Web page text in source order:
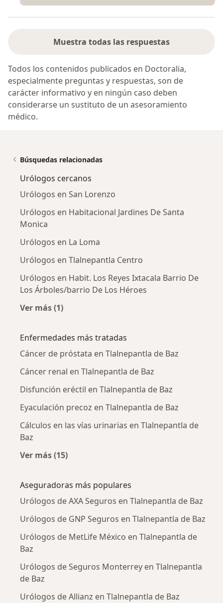
Muestra todas las respuestas
Todos los contenidos publicados en Doctoralia,
especialmente preguntas y respuestas, son de
carácter informativo y en ningún caso deben
considerarse un sustituto de un asesoramiento
médico.
Búsquedas relacionadas
Urólogos cercanos
Urólogos en San Lorenzo
Urólogos en Habitacional Jardines De Santa
Monica
Urólogos en La Loma
Urólogos en Tlalnepantla Centro
Urólogos en Habit. Los Reyes Ixtacala Barrio De
Los Árboles/barrio De Los Héroes
Ver más (1)
Enfermedades más tratadas
Cáncer de próstata en Tlalnepantla de Baz
Cáncer renal en Tlalnepantla de Baz
Disfunción eréctil en Tlalnepantla de Baz
Eyaculación precoz en Tlalnepantla de Baz
Cálculos en las vías urinarias en Tlalnepantla de
Baz
Ver más (15)
Aseguradoras más populares
Urólogos de AXA Seguros en Tlalnepantla de Baz
Urólogos de GNP Seguros en Tlalnepantla de Baz
Urólogos de MetLife México en Tlalnepantla de
Baz
Urólogos de Seguros Monterrey en Tlalnepantla
de Baz
Urólogos de Allianz en Tlalnepantla de Baz